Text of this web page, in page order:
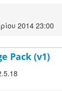
2014 23:00
Pack (v1)